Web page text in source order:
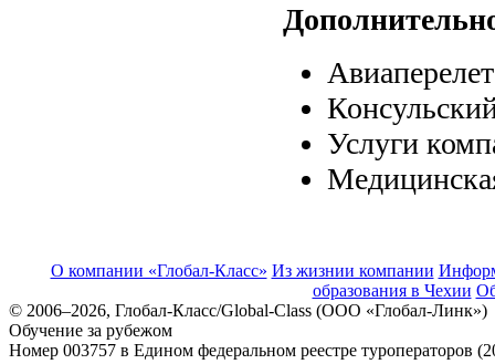
Авиаперелет
Услуги
О компании «Глобал-Класс» Из жизнии компании
образования в Чехии
© 2006–2026, Глобал-Класс/Global-Class (ООО «Глобал-Линк»)
Обучение за рубежом
Номер 003757 в Едином федеральном реестре туроператоров